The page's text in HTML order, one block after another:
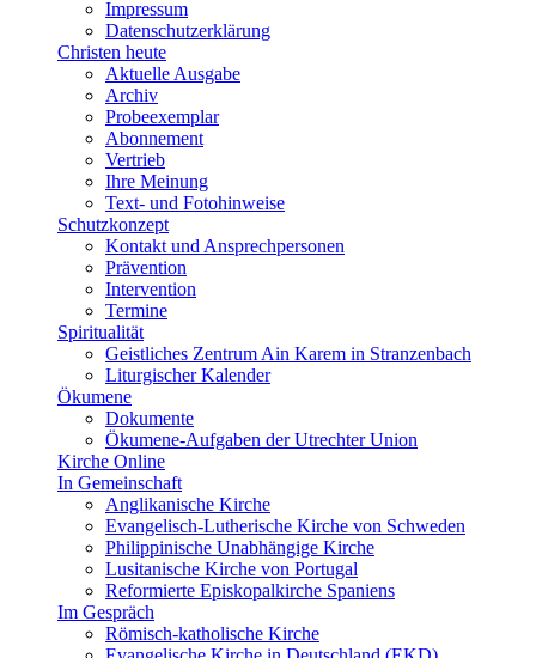
Impressum
Datenschutzerklärung
Christen heute
Aktuelle Ausgabe
Archiv
Probeexemplar
Abonnement
Vertrieb
Ihre Meinung
Text- und Fotohinweise
Schutzkonzept
Kontakt und Ansprechpersonen
Prävention
Intervention
Termine
Spiritualität
Geistliches Zentrum Ain Karem in Stranzenbach
Liturgischer Kalender
Ökumene
Dokumente
Ökumene-Aufgaben der Utrechter Union
Kirche Online
In Gemeinschaft
Anglikanische Kirche
Evangelisch-Lutherische Kirche von Schweden
Philippinische Unabhängige Kirche
Lusitanische Kirche von Portugal
Reformierte Episkopalkirche Spaniens
Im Gespräch
Römisch-katholische Kirche